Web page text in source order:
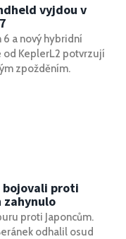
vyjdou v
a nový hybridní
od KeplerL2 potvrzují
zpožděním.
bojovali proti
zahynulo
proti Japoncům.
odhalil osud